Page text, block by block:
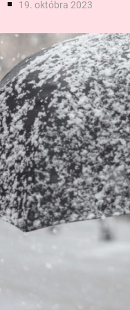
19. októbra 2023